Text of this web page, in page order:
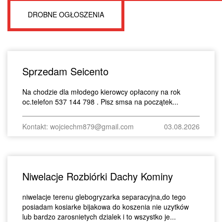
DROBNE OGŁOSZENIA
Sprzedam Seicento
Na chodzie dla młodego kierowcy opłacony na rok
oc.telefon 537 144 798 . Pisz smsa na początek...
Kontakt: wojciechm879@gmail.com 03.08.2026
Niwelacje Rozbiórki Dachy Kominy
niwelacje terenu glebogryzarka separacyjna,do tego
posiadam kosiarke bijakowa do koszenia nie uzytków
lub bardzo zarosnietych dzialek i to wszystko je...